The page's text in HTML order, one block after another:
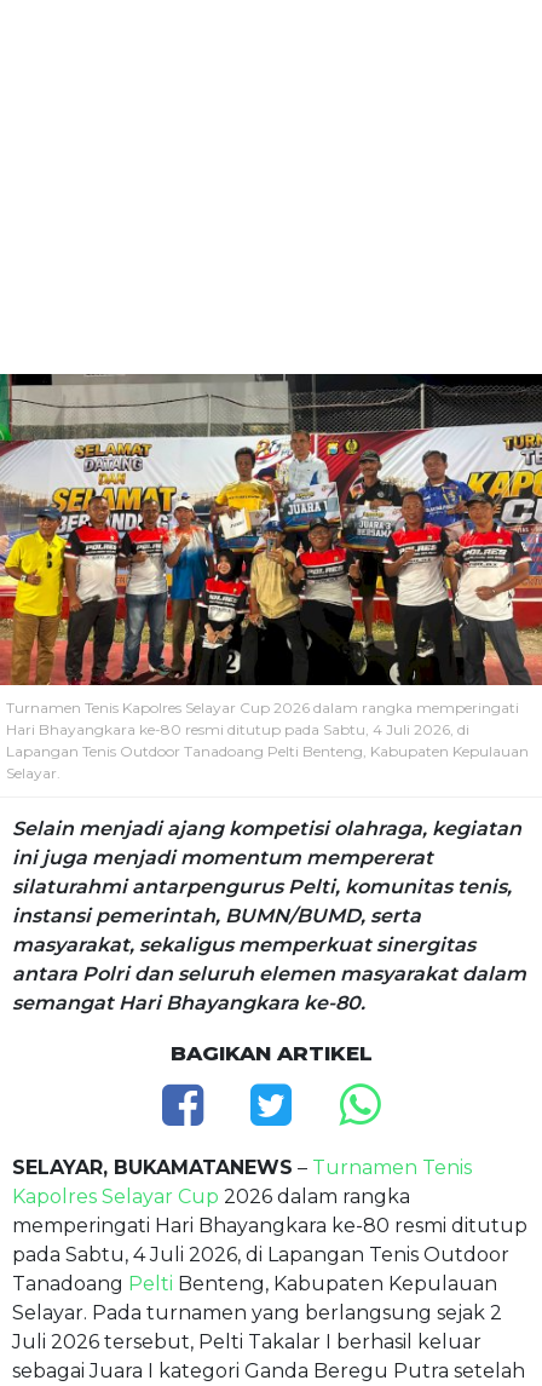
Turnamen Tenis Kapolres Selayar Cup 2026 dalam rangka memperingati
Hari Bhayangkara ke-80 resmi ditutup pada Sabtu, 4 Juli 2026, di
Lapangan Tenis Outdoor Tanadoang Pelti Benteng, Kabupaten Kepulauan
Selayar.
Selain menjadi ajang kompetisi olahraga, kegiatan
ini juga menjadi momentum mempererat
silaturahmi antarpengurus Pelti, komunitas tenis,
instansi pemerintah, BUMN/BUMD, serta
masyarakat, sekaligus memperkuat sinergitas
antara Polri dan seluruh elemen masyarakat dalam
semangat Hari Bhayangkara ke-80.
BAGIKAN ARTIKEL
SELAYAR, BUKAMATANEWS – Turnamen Tenis
Kapolres Selayar Cup 2026 dalam rangka
memperingati Hari Bhayangkara ke-80 resmi ditutup
pada Sabtu, 4 Juli 2026, di Lapangan Tenis Outdoor
Tanadoang Pelti Benteng, Kabupaten Kepulauan
Selayar. Pada turnamen yang berlangsung sejak 2
Juli 2026 tersebut, Pelti Takalar I berhasil keluar
sebagai Juara I kategori Ganda Beregu Putra setelah